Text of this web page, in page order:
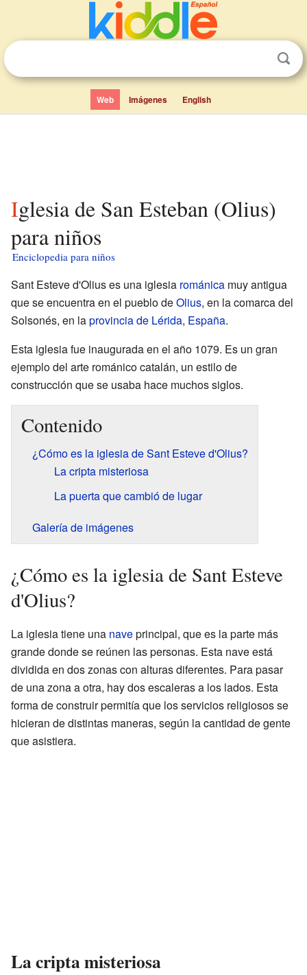
Web Imágenes English
Iglesia de San Esteban (Olius)
para niños
Enciclopedia para niños
Sant Esteve d'Olius es una iglesia románica muy antigua
que se encuentra en el pueblo deOlius, en la comarca del
Solsonés, en laprovincia de Lérida, España.
Esta iglesia fue inaugurada en el año 1079. Es un gran
ejemplo del arte románico catalán, un estilo de
construcción que se usaba hace muchos siglos.
Contenido
¿Cómo es la iglesia de Sant Esteve d'Olius?
La cripta misteriosa
La puerta que cambió de lugar
Galería de imágenes
¿Cómo es la iglesia de Sant Esteve
d'Olius?
La iglesia tiene una naveprincipal, que es la parte más
grande donde se reúnen las personas. Esta nave está
dividida en dos zonas con alturas diferentes. Para pasar
de una zona a otra, hay dos escaleras a los lados. Esta
forma de construir permitía que los servicios religiosos se
hicieran de distintas maneras, según la cantidad de gente
que asistiera.
La cripta misteriosa